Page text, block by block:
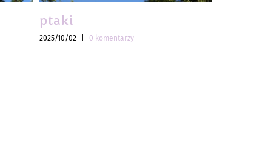
ptaki
2025/10/02 0 komentarzy